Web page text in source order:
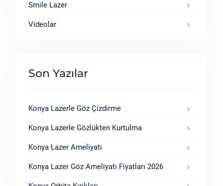
Smile Lazer
Videolar
Son Yazılar
Konya Lazerle Göz Çizdirme
Konya Lazerle Gözlükten Kurtulma
Konya Lazer Ameliyatı
Konya Lazer Göz Ameliyatı Fiyatları 2026